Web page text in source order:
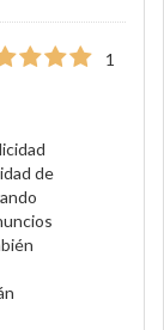
1
de